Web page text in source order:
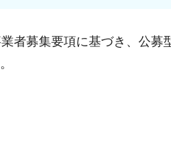
者募集要項に基づき、公募